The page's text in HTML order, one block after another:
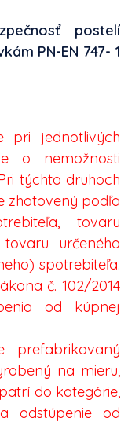
postelí
PN-EN 747- 1
pri jednotlivých
o nemožnosti
týchto druhoch
zhotovený podľa
tovaru
určeného
spotrebiteľa.
č. 102/2014
od kúpnej
na mieru,
do kategórie,
odstúpenie od